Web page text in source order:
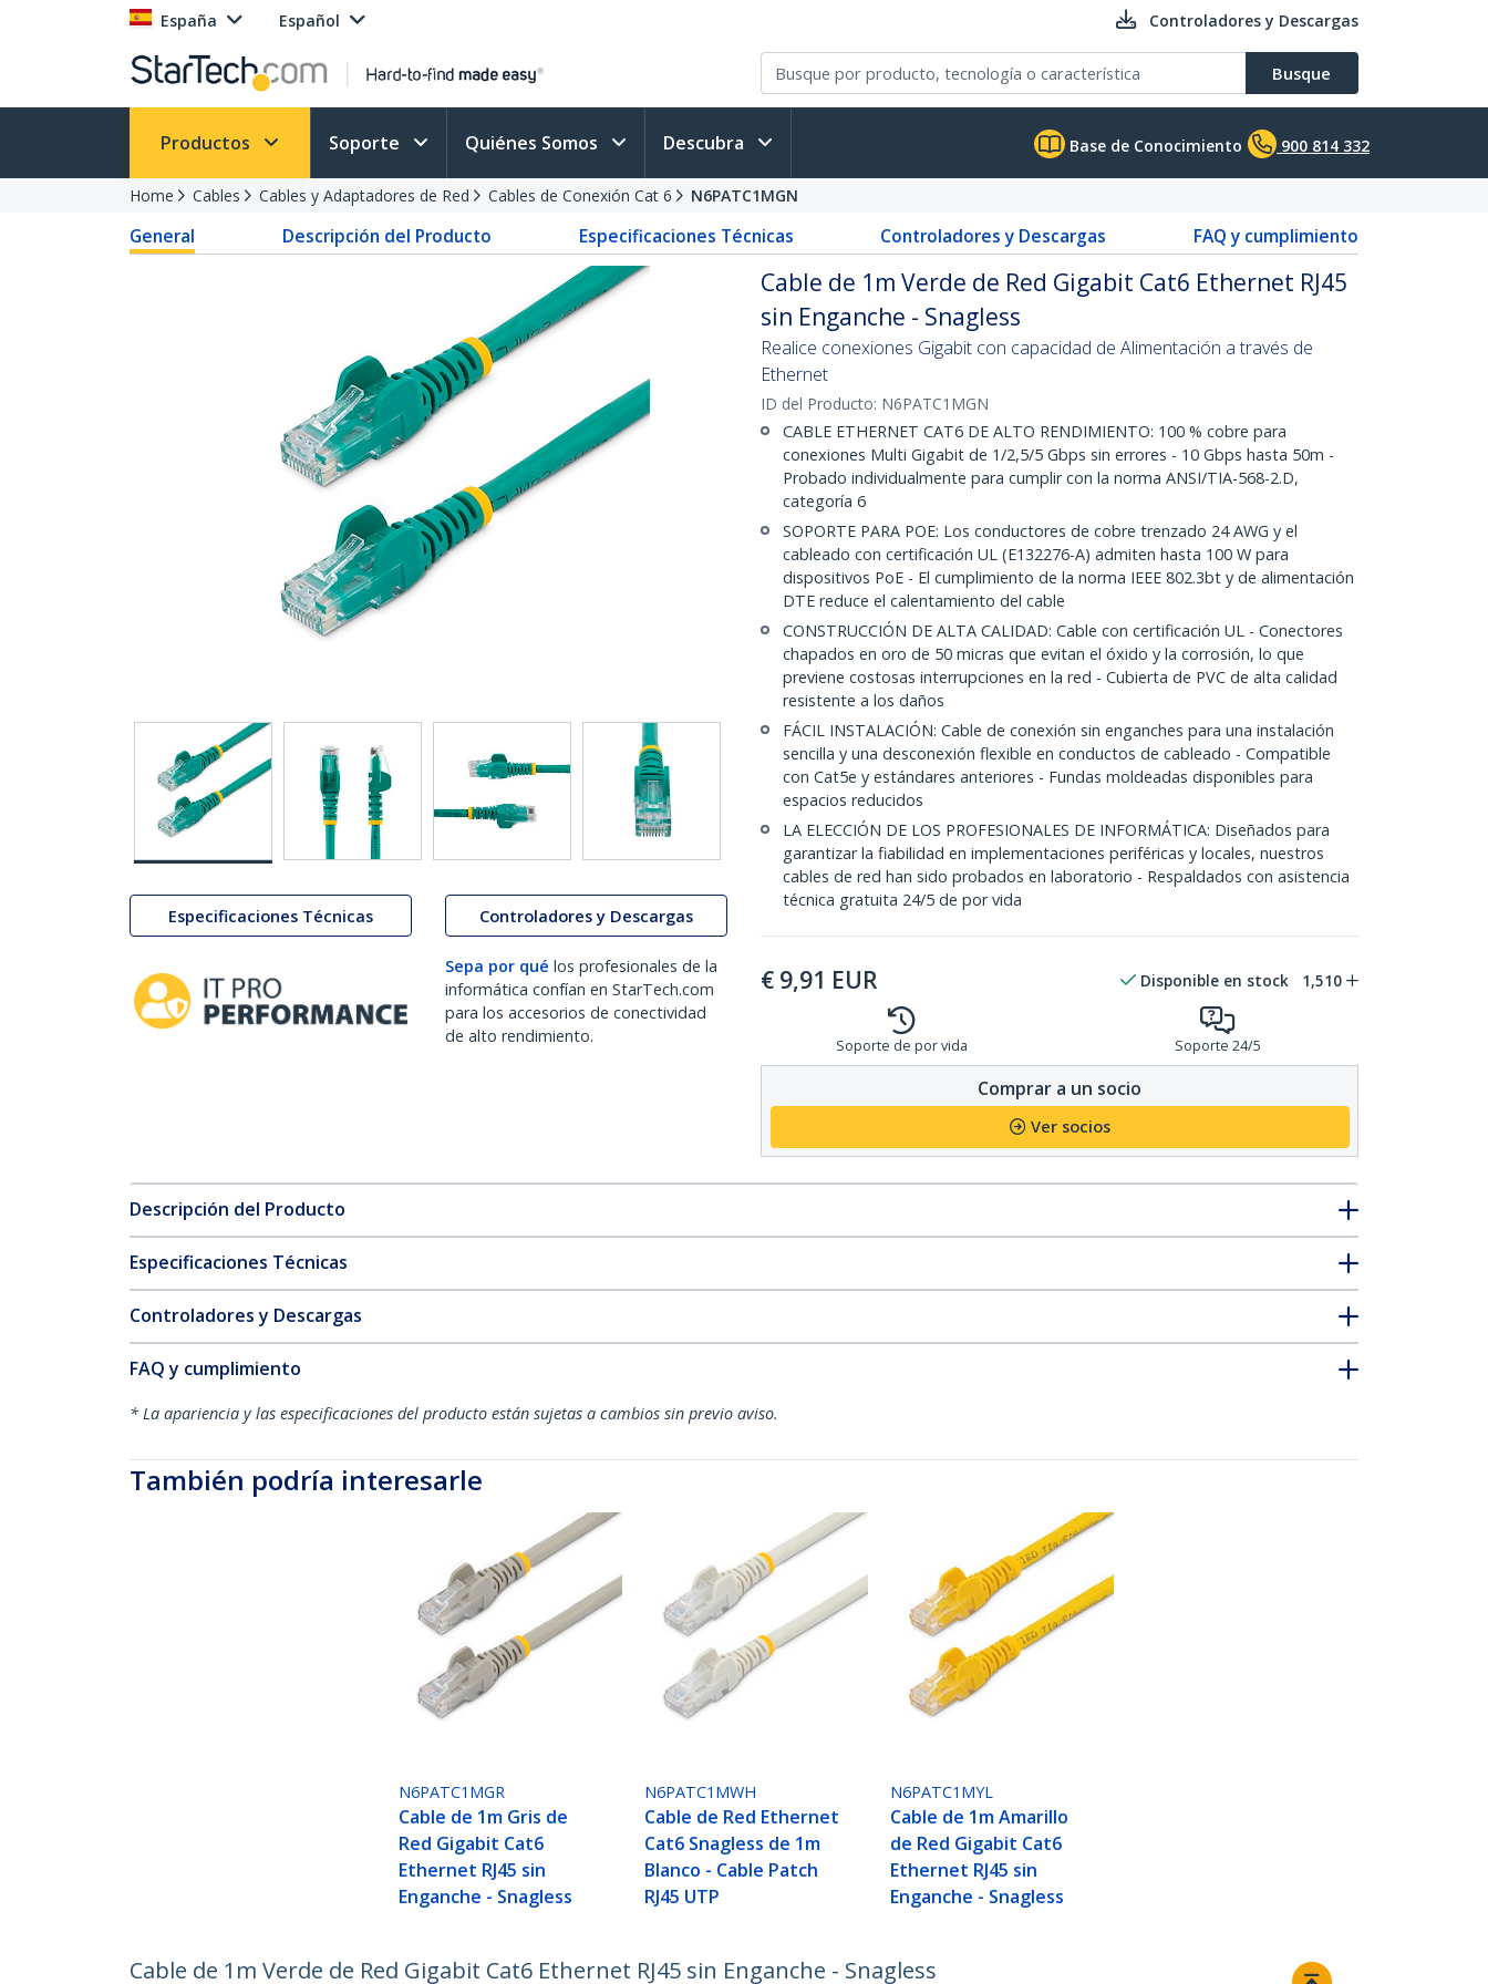
España Español Controladores y Descargas
Busque
Productos Soporte Quiénes Somos Descubra Base de Conocimiento 900 814 332
Home Cables Cables y Adaptadores de Red Cables de Conexión Cat 6 N6PATC1MGN
General Descripción del Producto Especificaciones Técnicas Controladores y Descargas FAQ y cumplimiento
Especificaciones Técnicas Controladores y Descargas
Sepa por qué los profesionales de la
informática confían en StarTech.com
para los accesorios de conectividad
de alto rendimiento.
Cable de 1m Verde de Red Gigabit Cat6 Ethernet RJ45
sin Enganche - Snagless
Realice conexiones Gigabit con capacidad de Alimentación a través de
Ethernet
ID del Producto: N6PATC1MGN
CABLE ETHERNET CAT6 DE ALTO RENDIMIENTO: 100 % cobre para
conexiones Multi Gigabit de 1/2,5/5 Gbps sin errores - 10 Gbps hasta 50m -
Probado individualmente para cumplir con la norma ANSI/TIA-568-2.D,
categoría 6
SOPORTE PARA POE: Los conductores de cobre trenzado 24 AWG y el
cableado con certificación UL (E132276-A) admiten hasta 100 W para
dispositivos PoE - El cumplimiento de la norma IEEE 802.3bt y de alimentación
DTE reduce el calentamiento del cable
CONSTRUCCIÓN DE ALTA CALIDAD: Cable con certificación UL - Conectores
chapados en oro de 50 micras que evitan el óxido y la corrosión, lo que
previene costosas interrupciones en la red - Cubierta de PVC de alta calidad
resistente a los daños
FÁCIL INSTALACIÓN: Cable de conexión sin enganches para una instalación
sencilla y una desconexión flexible en conductos de cableado - Compatible
con Cat5e y estándares anteriores - Fundas moldeadas disponibles para
espacios reducidos
LA ELECCIÓN DE LOS PROFESIONALES DE INFORMÁTICA: Diseñados para
garantizar la fiabilidad en implementaciones periféricas y locales, nuestros
cables de red han sido probados en laboratorio - Respaldados con asistencia
técnica gratuita 24/5 de por vida
€ 9,91 EUR Disponible en stock 1,510
Soporte de por vida Soporte 24/5
Comprar a un socio
Ver socios
Descripción del Producto
Especificaciones Técnicas
Controladores y Descargas
FAQ y cumplimiento
* La apariencia y las especificaciones del producto están sujetas a cambios sin previo aviso.
También podría interesarle
N6PATC1MGR
Cable de 1m Gris de
Red Gigabit Cat6
Ethernet RJ45 sin
Enganche - Snagless
N6PATC1MWH
Cable de Red Ethernet
Cat6 Snagless de 1m
Blanco - Cable Patch
RJ45 UTP
N6PATC1MYL
Cable de 1m Amarillo
de Red Gigabit Cat6
Ethernet RJ45 sin
Enganche - Snagless
Cable de 1m Verde de Red Gigabit Cat6 Ethernet RJ45 sin Enganche - Snagless